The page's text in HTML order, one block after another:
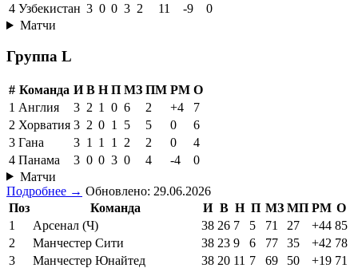
4 Узбекистан 3 0 0 3 2 11 -9
0
Матчи
Группа L
# Команда И В Н П МЗ ПМ РМ О
1 Англия 3 2 1 0 6 2 +4
7
2 Хорватия 3 2 0 1 5 5 0
6
3 Гана 3 1 1 1 2 2 0
4
4 Панама 3 0 0 3 0 4 -4
0
Матчи
Подробнее → Обновлено: 29.06.2026
Поз
Команда И В Н П МЗ МП РМ О
1
Арсенал (Ч) 38 26 7 5 71 27 +44 85
2
Манчестер Сити 38 23 9 6 77 35 +42 78
3
Манчестер Юнайтед 38 20 11 7 69 50 +19 71